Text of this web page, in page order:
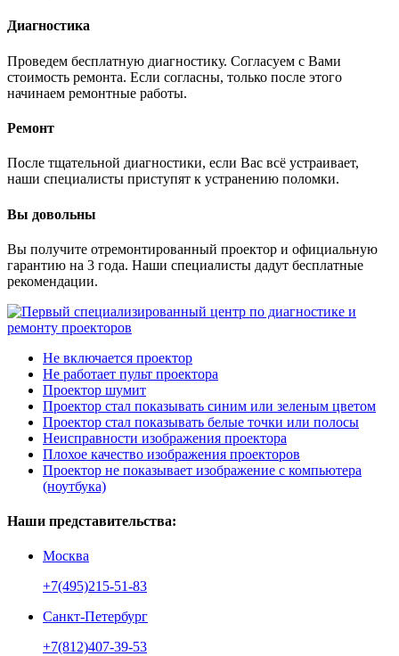
Диагностика
Проведем бесплатную диагностику. Согласуем с Вами
стоимость ремонта. Если согласны, только после этого
начинаем ремонтные работы.
Ремонт
После тщательной диагностики, если Вас всё устраивает,
наши специалисты приступят к устранению поломки.
Вы довольны
Вы получите отремонтированный проектор и официальную
гарантию на 3 года. Наши специалисты дадут бесплатные
рекомендации.
Не включается проектор
Не работает пульт проектора
Проектор шумит
Проектор стал показывать синим или зеленым цветом
Проектор стал показывать белые точки или полосы
Неисправности изображения проектора
Плохое качество изображения проекторов
Проектор не показывает изображение с компьютера
(ноутбука)
Наши представительства:
Москва
+7(495)215-51-83
Санкт-Петербург
+7(812)407-39-53